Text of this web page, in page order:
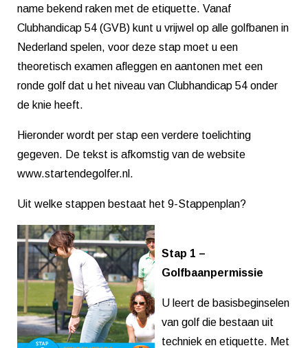
name bekend raken met de etiquette. Vanaf
Clubhandicap 54 (GVB) kunt u vrijwel op alle golfbanen in
Nederland spelen, voor deze stap moet u een
theoretisch examen afleggen en aantonen met een
ronde golf dat u het niveau van Clubhandicap 54 onder
de knie heeft.
Hieronder wordt per stap een verdere toelichting
gegeven. De tekst is afkomstig van de website
www.startendegolfer.nl.
Uit welke stappen bestaat het 9-Stappenplan?
Stap 1 –
Golfbaanpermissie
U leert de basisbeginselen
van golf die bestaan uit
techniek en etiquette. Met